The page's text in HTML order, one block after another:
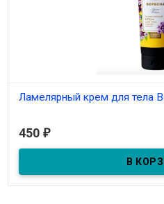
Ламелярный крем для тела
450 ₽